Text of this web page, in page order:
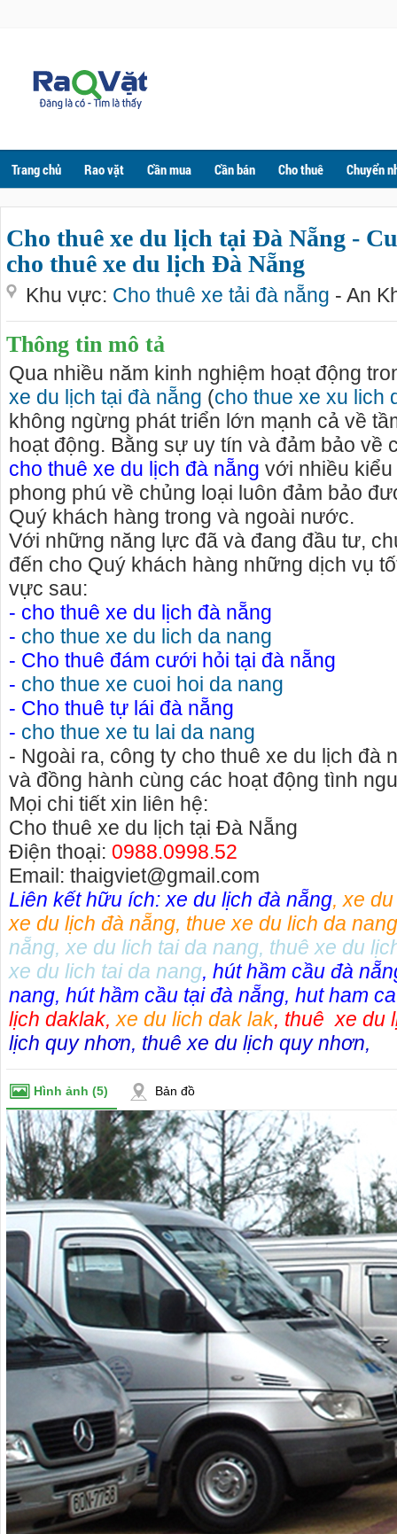
Trang chủ Rao vặt Cần mua Cần bán Cho thuê Chuyển
Cho thuê xe du lịch tại Đà Nẵng -
cho thuê xe du lịch Đà Nẵng
Khu vực: Cho thuê xe tải đà nẵng - An
Thông tin mô tả
Qua nhiều năm kinh nghiệm hoạt động
xe du lịch tại đà nẵng (cho thue xe xu lich
không ngừng phát triển lớn mạnh cả về
hoạt động. Bằng sự uy tín và đảm bảo về
cho thuê xe du lịch đà nẵng với nhiều
phong phú về chủng loại luôn đảm bảo
Quý khách hàng trong và ngoài nước.
Với những năng lực đã và đang đầu tư,
đến cho Quý khách hàng những dịch vụ
vực sau:
- cho thuê xe du lịch đà nẵng
- cho thue xe du lich da nang
- Cho thuê đám cưới hỏi tại đà nẵng
- cho thue xe cuoi hoi da nang
- Cho thuê tự lái đà nẵng
- cho thue xe tu lai da nang
- Ngoài ra, công ty cho thuê xe du lịch đà
và đồng hành cùng các hoạt động tình
Mọi chi tiết xin liên hệ:
Cho thuê xe du lịch tại Đà Nẵng
Điện thoại: 0988.0998.52
Email: thaigviet@gmail.com
Liên kết hữu ích:xe du lịch đà nẵng,xe
xe du lịch đà nẵng, thue xe du lich da nang
nẵng,xe du lich tai da nang, thuê xe du
xe du lich tai da nang, hút hầm cầu đà
nang, hút hầm cầu tại đà nẵng, hut ham
lịch daklak,xe du lich dak lak, thuê xe du
lịch quy nhơn, thuê xe du lịch quy nhơn,
Hình ảnh (5) Bản đồ
thuê xe máy ở tại Tuy
thuê nhà nguyên căn Phú Yên, chuyên cho
nhà nguyên căn tại Phú Yên
tôi hiên đang cho thuê nhà nguyên căn
Tuy Hòa - Phú Yên.